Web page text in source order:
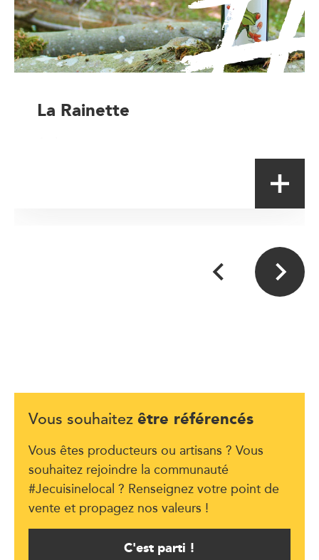
La Rainette
Vous souhaitez être référencés
Vous êtes producteurs ou artisans ? Vous
souhaitez rejoindre la communauté
#Jecuisinelocal ? Renseignez votre point de
vente et propagez nos valeurs !
C'est parti !